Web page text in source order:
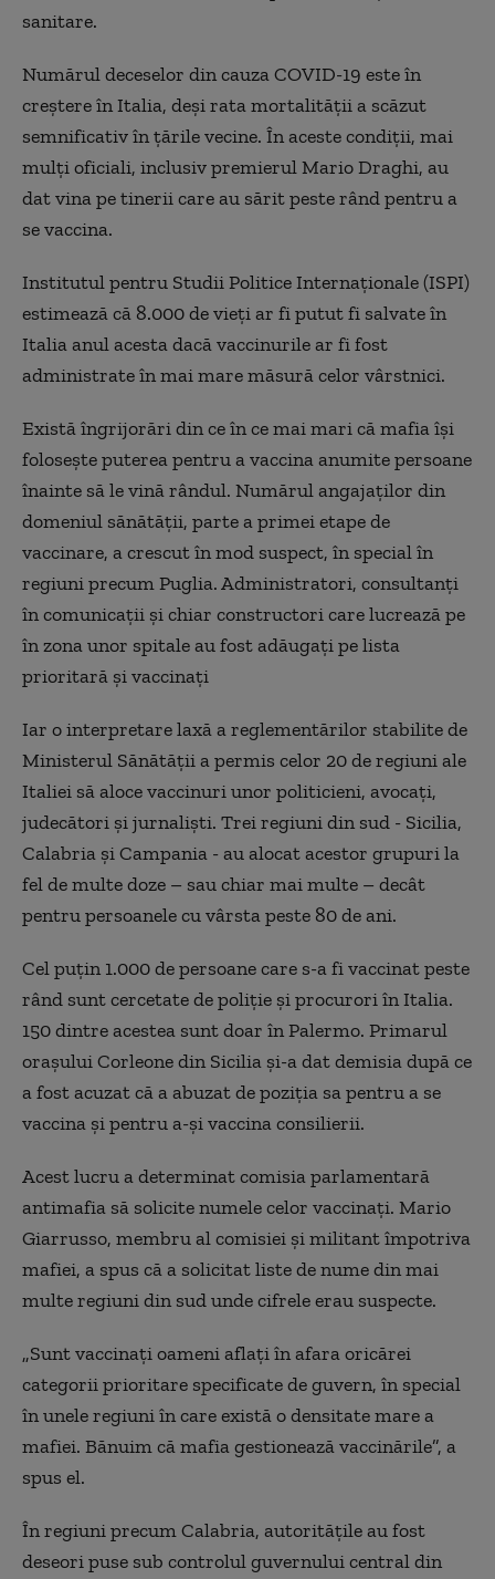
sanitare.
Numărul deceselor din cauza COVID-19 este în
creștere în Italia, deși rata mortalității a scăzut
semnificativ în țările vecine. În aceste condiții, mai
mulți oficiali, inclusiv premierul Mario Draghi, au
dat vina pe tinerii care au sărit peste rând pentru a
se vaccina.
Institutul pentru Studii Politice Internaționale (ISPI)
estimează că 8.000 de vieți ar fi putut fi salvate în
Italia anul acesta dacă vaccinurile ar fi fost
administrate în mai mare măsură celor vârstnici.
Există îngrijorări din ce în ce mai mari că mafia își
folosește puterea pentru a vaccina anumite persoane
înainte să le vină rândul. Numărul angajaților din
domeniul sănătății, parte a primei etape de
vaccinare, a crescut în mod suspect, în special în
regiuni precum Puglia. Administratori, consultanți
în comunicații și chiar constructori care lucrează pe
în zona unor spitale au fost adăugați pe lista
prioritară și vaccinați
Iar o interpretare laxă a reglementărilor stabilite de
Ministerul Sănătății a permis celor 20 de regiuni ale
Italiei să aloce vaccinuri unor politicieni, avocați,
judecători și jurnaliști. Trei regiuni din sud - Sicilia,
Calabria și Campania - au alocat acestor grupuri la
fel de multe doze – sau chiar mai multe – decât
pentru persoanele cu vârsta peste 80 de ani.
Cel puțin 1.000 de persoane care s-a fi vaccinat peste
rând sunt cercetate de poliție și procurori în Italia.
150 dintre acestea sunt doar în Palermo. Primarul
orașului Corleone din Sicilia și-a dat demisia după ce
a fost acuzat că a abuzat de poziția sa pentru a se
vaccina și pentru a-și vaccina consilierii.
Acest lucru a determinat comisia parlamentară
antimafia să solicite numele celor vaccinați. Mario
Giarrusso, membru al comisiei și militant împotriva
mafiei, a spus că a solicitat liste de nume din mai
multe regiuni din sud unde cifrele erau suspecte.
„Sunt vaccinați oameni aflați în afara oricărei
categorii prioritare specificate de guvern, în special
în unele regiuni în care există o densitate mare a
mafiei. Bănuim că mafia gestionează vaccinările”, a
spus el.
În regiuni precum Calabria, autoritățile au fost
deseori puse sub controlul guvernului central din